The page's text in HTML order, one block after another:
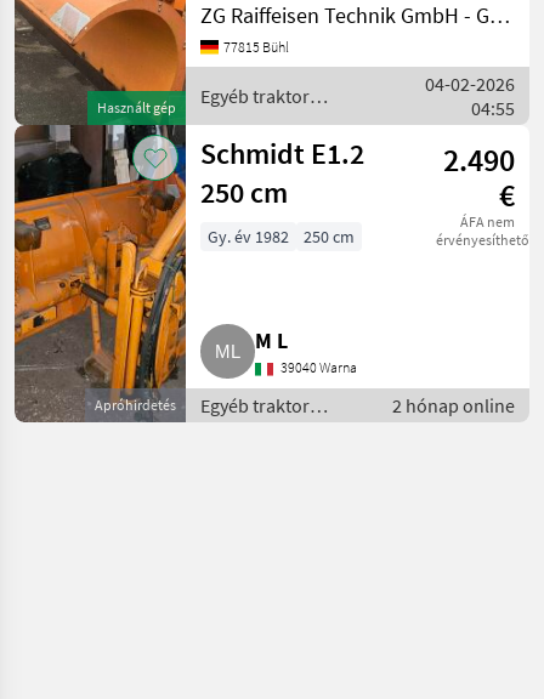
Használt gép
Hóeke
ZG Raiffeisen Technik GmbH - Gebrauchtmaschinenzentrum
77815 Bühl
Egyéb traktor
tartozékok / Schmidt
04-02-2026
04:55
Apróhirdetés
Schmidt E1.2
250 cm
2.490
€
ÁFA nem
érvényesíthető
Gy. év 1982 250 cm
M L
39040 Warna
Egyéb traktor
tartozékok / Hóeke
2 hónap online